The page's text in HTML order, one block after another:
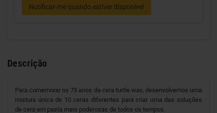
Notificar-me quando estiver disponível
Descrição
Para comemorar os 75 anos da cera turtle wax, desenvolvemos uma
mistura única de 10 ceras diferentes para criar uma das soluções
de cera em pasta mais poderosas de todos os tempos.